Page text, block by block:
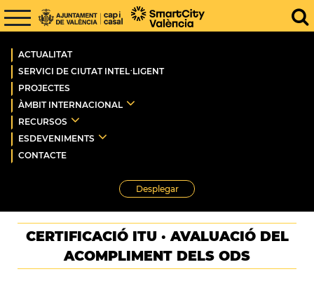
ACTUALITAT
SERVICI DE CIUTAT INTEL·LIGENT
PROJECTES
ÀMBIT INTERNACIONAL
RECURSOS
ESDEVENIMENTS
CONTACTE
Desplegar
CERTIFICACIÓ ITU · AVALUACIÓ DEL
ACOMPLIMENT DELS ODS